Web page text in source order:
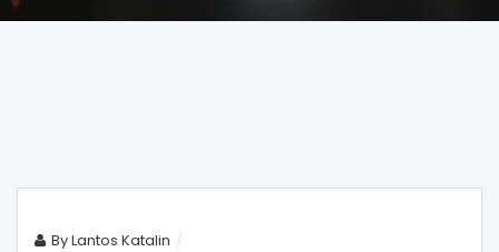
ByLantos Katalin